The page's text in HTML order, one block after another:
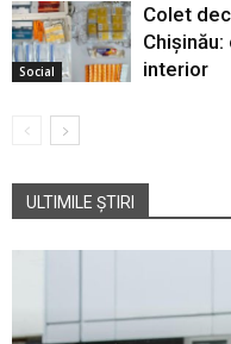
Social
Colet
interior
ULTIMILE ȘTIRI